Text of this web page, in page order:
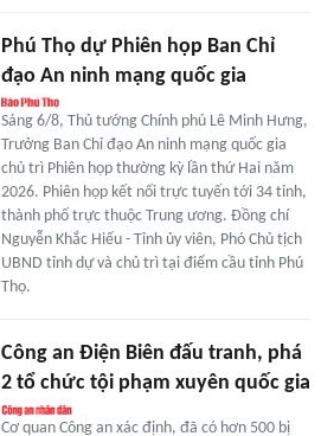
Phú Thọ dự Phiên họp Ban Chỉ
đạo An ninh mạng quốc gia
Sáng 6/8, Thủ tướng Chính phủ Lê Minh Hưng,
Trưởng Ban Chỉ đạo An ninh mạng quốc gia
chủ trì Phiên họp thường kỳ lần thứ Hai năm
2026. Phiên họp kết nối trực tuyến tới 34 tỉnh,
thành phố trực thuộc Trung ương. Đồng chí
Nguyễn Khắc Hiếu - Tỉnh ủy viên, Phó Chủ tịch
UBND tỉnh dự và chủ trì tại điểm cầu tỉnh Phú
Thọ.
Công an Điện Biên đấu tranh, phá
2 tổ chức tội phạm xuyên quốc gia
Cơ quan Công an xác định, đã có hơn 500 bị